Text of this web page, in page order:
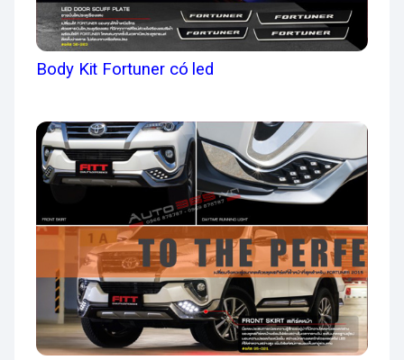
Body Kit Fortuner có led